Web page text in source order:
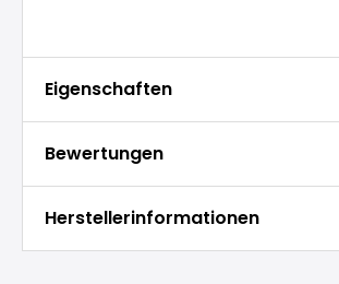
Eigenschaften
Bewertungen
Herstellerinformationen